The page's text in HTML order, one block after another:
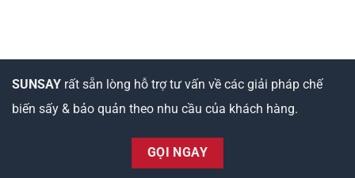
SUNSAY rất sẵn lòng hỗ trợ tư vấn về các giải pháp chế
biến sấy & bảo quản theo nhu cầu của khách hàng.
GỌI NGAY